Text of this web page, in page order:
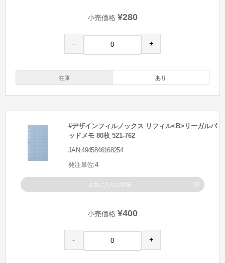
小売価格 ¥280
- +
在庫 あり
#デザインフィルノックス リフィル<B>リーガルパ
ッドメモ 80枚 521-762
JAN:4945846168254
発注単位:4
お気に入りに登録
小売価格 ¥400
- +